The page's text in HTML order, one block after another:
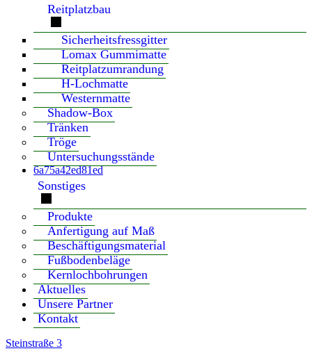
Reitplatzbau
Sicherheitsfressgitter
Lomax Gummimatte
Reitplatzumrandung
H-Lochmatte
Westernmatte
Shadow-Box
Tränken
Tröge
Untersuchungsstände
6a75a42ed81ed
Sonstiges
Produkte
Anfertigung auf Maß
Beschäftigungsmaterial
Fußbodenbeläge
Kernlochbohrungen
Aktuelles
Unsere Partner
Kontakt
Steinstraße 3